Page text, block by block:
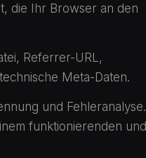
die Ihr Browser an den
Referrer-URL,
Meta-Daten.
und Fehleranalyse.
funktionierenden und